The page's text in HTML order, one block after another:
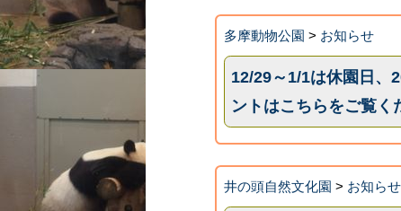
多摩動物公園 > お知らせ
12/29～1/1は休園日、
ントはこちらをご覧く
井の頭自然文化園 > お知らせ